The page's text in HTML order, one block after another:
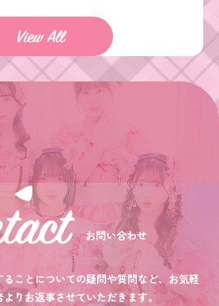
お問い合わせ
ことについての疑問や質問など、お気軽
りお返事させていただきます。